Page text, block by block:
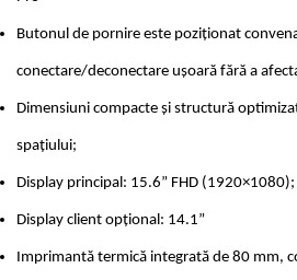
Butonul de pornire este poziționat
conectare/deconectare ușoară fără a
Dimensiuni compacte și structură
spațiului;
Display principal: 15.6” FHD (1920×1080);
Display client opțional: 14.1”
Imprimantă termică integrată de 80 mm,